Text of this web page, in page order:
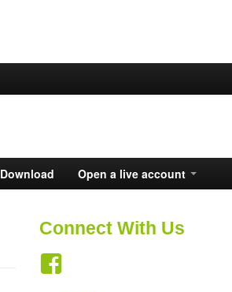
Download Open a live account
Connect With Us